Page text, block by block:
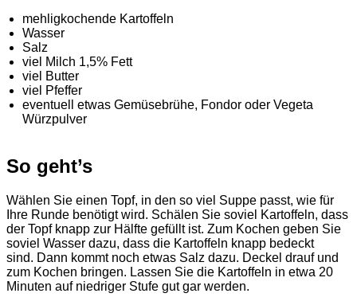
mehligkochende Kartoffeln
Wasser
Salz
viel Milch 1,5% Fett
viel Butter
viel Pfeffer
eventuell etwas Gemüsebrühe, Fondor oder Vegeta
Würzpulver
So geht’s
Wählen Sie einen Topf, in den so viel Suppe passt, wie für
Ihre Runde benötigt wird. Schälen Sie soviel Kartoffeln, dass
der Topf knapp zur Hälfte gefüllt ist. Zum Kochen geben Sie
soviel Wasser dazu, dass die Kartoffeln knapp bedeckt
sind. Dann kommt noch etwas Salz dazu. Deckel drauf und
zum Kochen bringen. Lassen Sie die Kartoffeln in etwa 20
Minuten auf niedriger Stufe gut gar werden.